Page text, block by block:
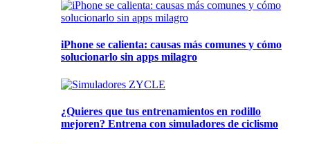
iPhone se calienta: causas más comunes y cómo
solucionarlo sin apps milagro
¿Quieres que tus entrenamientos en rodillo
mejoren? Entrena con simuladores de ciclismo